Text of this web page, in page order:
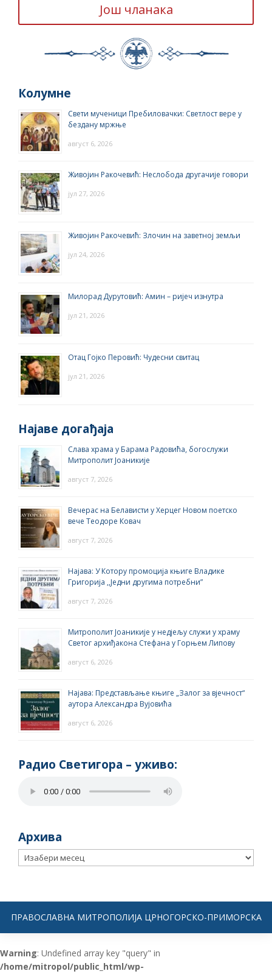
Још чланака
Колумне
Свети мученици Пребиловачки: Светлост вере у
бездану мржње
август 6, 2026
Живојин Ракочевић: Неслобода другачије говори
јул 27, 2026
Живојин Ракочевић: Злочин на заветној земљи
јул 24, 2026
Милорад Дурутовић: Амин – ријеч изнутра
јул 21, 2026
Отац Гојко Перовић: Чудесни свитац
јул 21, 2026
Најаве догађаја
Слава храма у Барама Радовића, богослужи
Митрополит Јоаникије
август 7, 2026
Вечерас на Белависти у Херцег Новом поетско
вече Теодоре Ковач
август 7, 2026
Најава: У Котору промоција књиге Владике
Григорија ,,Једни другима потребни”
август 7, 2026
Митрополит Јоаникије у недјељу служи у храму
Светог архиђакона Стефана у Горњем Липову
август 6, 2026
Најава: Представљање књиге „Залог за вјечност“
аутора Александра Вујовића
август 6, 2026
Радио Светигора – yживо:
Архива
Архива
ПРАВОСЛАВНА МИТРОПОЛИЈА ЦРНОГОРСКО-ПРИМОРСКА
Warning: Undefined array key "query" in
/home/mitropol/public_html/wp-